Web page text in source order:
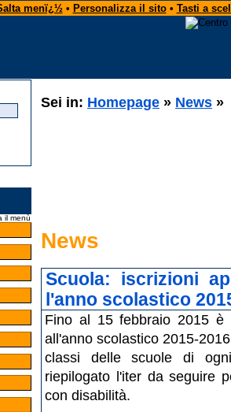
menï¿½• Personalizza il sito• Tasti a
il menù
Sei in: Homepage » News »
News
Scuola: iscrizioni
l'anno scolastico
Fino al 15 febbraio 2015 è
all'anno scolastico 2015-
classi delle scuole di
riepilogato l'iter da seguire
con disabilità.